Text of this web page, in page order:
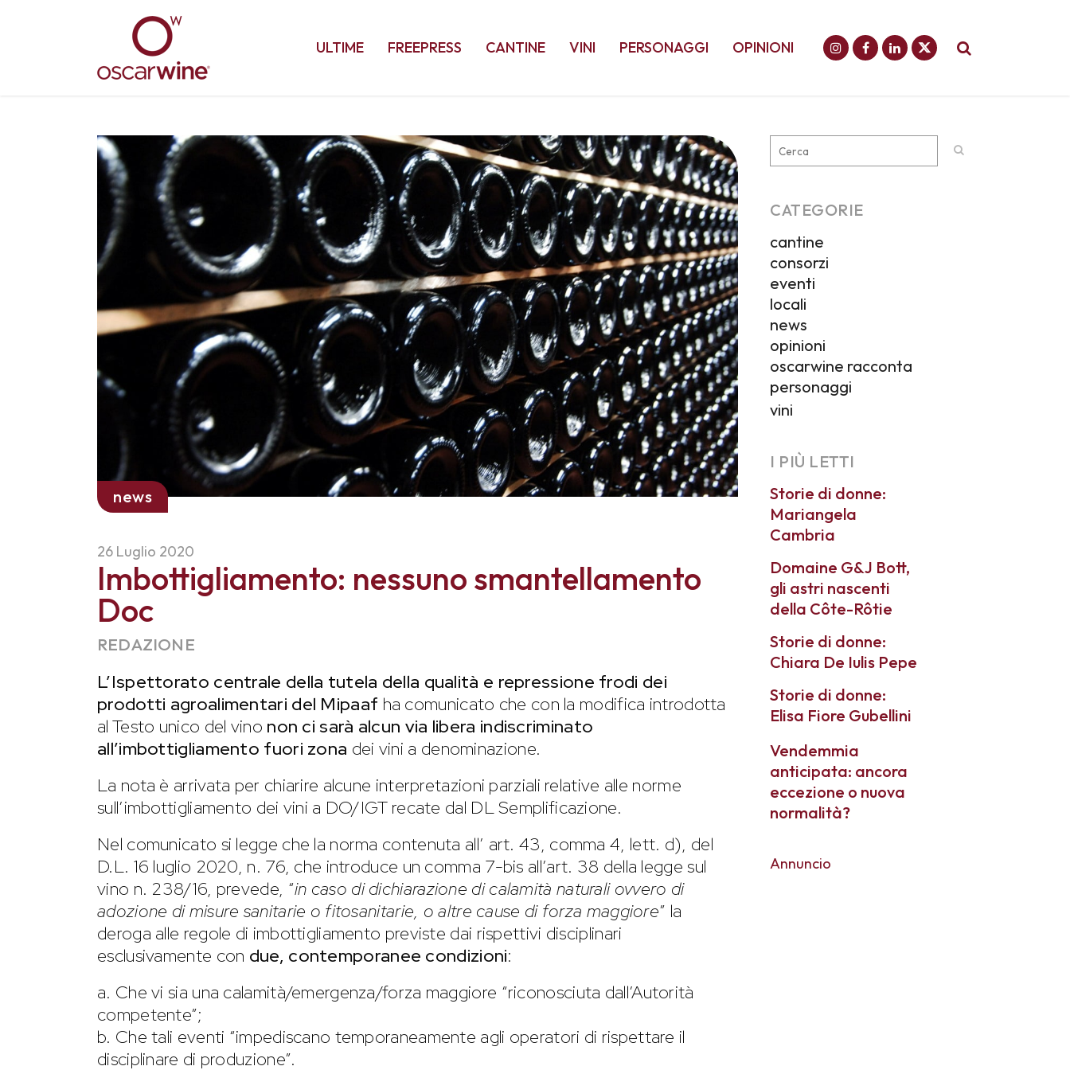
ULTIME FREEPRESS CANTINE VINI PERSONAGGI OPINIONI
news
26 Luglio 2020
Imbottigliamento: nessuno smantellamento
Doc
REDAZIONE
L’Ispettorato centrale della tutela della qualità e repressione frodi dei
prodotti agroalimentari del Mipaaf ha comunicato che con la modifica introdotta
al Testo unico del vino non ci sarà alcun via libera indiscriminato
all’imbottigliamento fuori zona dei vini a denominazione.
La nota è arrivata per chiarire alcune interpretazioni parziali relative alle norme
sull’imbottigliamento dei vini a DO/IGT recate dal DL Semplificazione.
Nel comunicato si legge che la norma contenuta all’ art. 43, comma 4, lett. d), del
D.L. 16 luglio 2020, n. 76, che introduce un comma 7-bis all’art. 38 della legge sul
vino n. 238/16, prevede, “in caso di dichiarazione di calamità naturali ovvero di
adozione di misure sanitarie o fitosanitarie, o altre cause di forza maggiore” la
deroga alle regole di imbottigliamento previste dai rispettivi disciplinari
esclusivamente con due, contemporanee condizioni:
a. Che vi sia una calamità/emergenza/forza maggiore “riconosciuta dall’Autorità
competente”;
b. Che tali eventi “impediscano temporaneamente agli operatori di rispettare il
disciplinare di produzione”.
CATEGORIE
cantine
consorzi
eventi
locali
news
opinioni
oscarwine racconta
personaggi
vini
I PIÙ LETTI
Storie di donne:
Mariangela
Cambria
Domaine G&J Bott,
gli astri nascenti
della Côte-Rôtie
Storie di donne:
Chiara De Iulis Pepe
Storie di donne:
Elisa Fiore Gubellini
Vendemmia
anticipata: ancora
eccezione o nuova
normalità?
Annuncio